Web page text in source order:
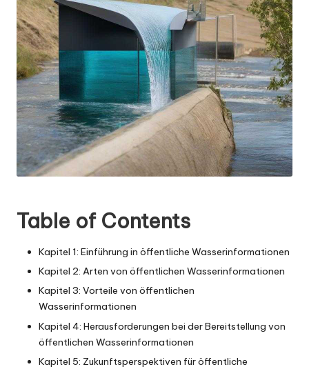
Table of Contents
Kapitel 1: Einführung in öffentliche Wasserinformationen
Kapitel 2: Arten von öffentlichen Wasserinformationen
Kapitel 3: Vorteile von öffentlichen
Wasserinformationen
Kapitel 4: Herausforderungen bei der Bereitstellung von
öffentlichen Wasserinformationen
Kapitel 5: Zukunftsperspektiven für öffentliche